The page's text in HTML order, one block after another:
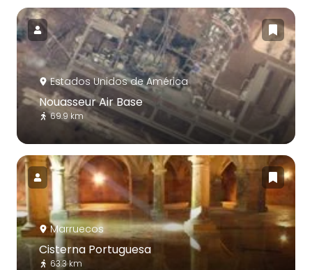
Estados Unidos de América
Nouasseur Air Base
69.9 km
Marruecos
Cisterna Portuguesa
63.3 km